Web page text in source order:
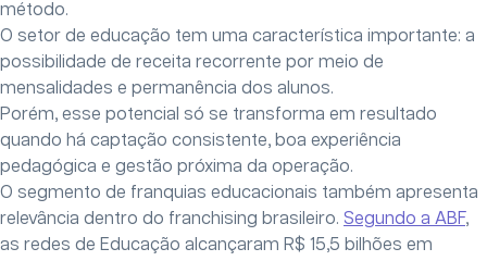
método.
O setor de educação tem uma característica importante: a
possibilidade de receita recorrente por meio de
mensalidades e permanência dos alunos.
Porém, esse potencial só se transforma em resultado
quando há captação consistente, boa experiência
pedagógica e gestão próxima da operação.
O segmento de franquias educacionais também apresenta
relevância dentro do franchising brasileiro. Segundo a ABF,
as redes de Educação alcançaram R$ 15,5 bilhões em